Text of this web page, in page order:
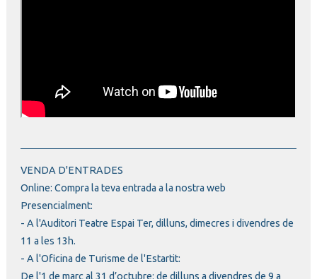
VENDA D'ENTRADES
Online: Compra la teva entrada a la nostra web
Presencialment:
- A l'Auditori Teatre Espai Ter, dilluns, dimecres i divendres de
11 a les 13h.
- A l'Oficina de Turisme de l'Estartit:
De l'1 de març al 31 d’octubre: de dilluns a divendres de 9 a